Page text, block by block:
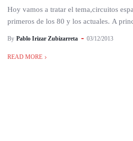
Hoy vamos a tratar el tema,circuitos
primeros de los 80 y los actuales. A
By Pablo Irizar Zubizarreta 03/12/2013
READ MORE